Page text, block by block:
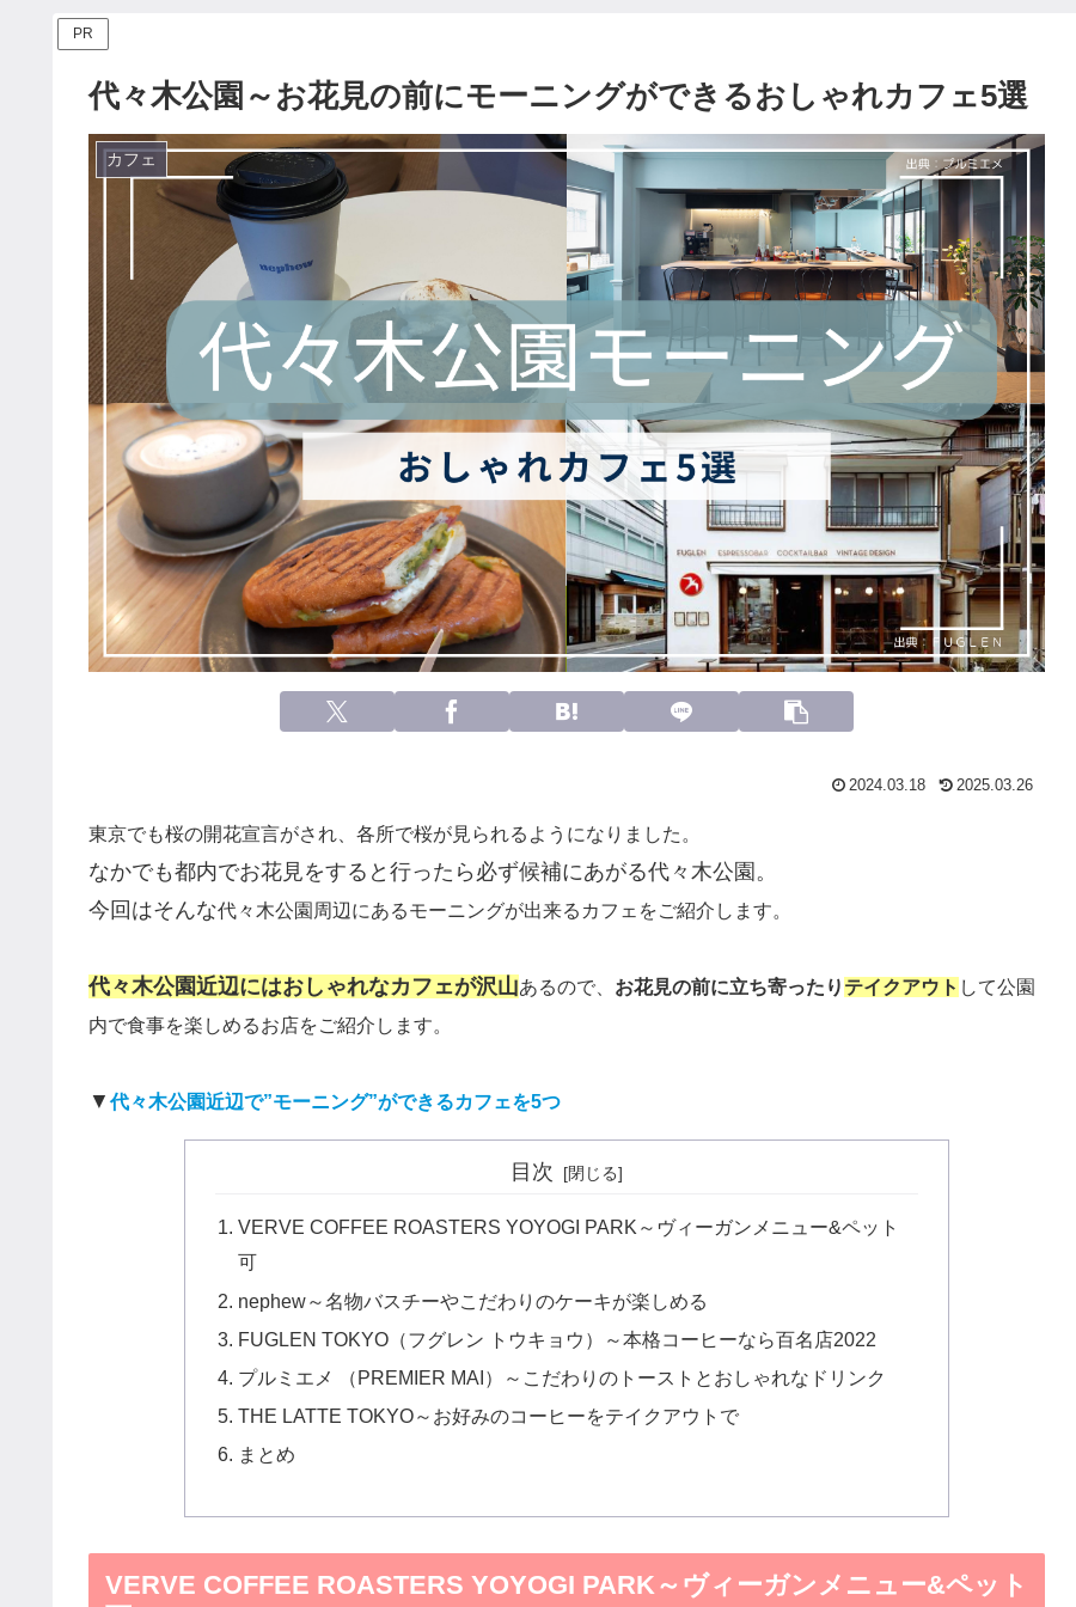
PR
代々木公園～お花見の前にモーニングができるおしゃれカフェ5選
カフェ
2024.03.18 2025.03.26
東京でも桜の開花宣言がされ、各所で桜が見られるようになりました。
なかでも都内でお花見をすると行ったら必ず候補にあがる代々木公園。
今回はそんな代々木公園周辺にあるモーニングが出来るカフェをご紹介します。
代々木公園近辺にはおしゃれなカフェが沢山あるので、 お花見の前に立ち寄ったり テイクアウト して公園
内で食事を楽しめるお店をご紹介します。
▼代々木公園近辺で”モーニング”ができるカフェを5つ
目次
VERVE COFFEE ROASTERS YOYOGI PARK～ヴィーガンメニュー&ペット
可
nephew～名物バスチーやこだわりのケーキが楽しめる
FUGLEN TOKYO（フグレン トウキョウ）～本格コーヒーなら百名店2022
プルミエメ （PREMIER MAI）～こだわりのトーストとおしゃれなドリンク
THE LATTE TOKYO～お好みのコーヒーをテイクアウトで
まとめ
VERVE COFFEE ROASTERS YOYOGI PARK～ヴィーガンメニュー&ペット